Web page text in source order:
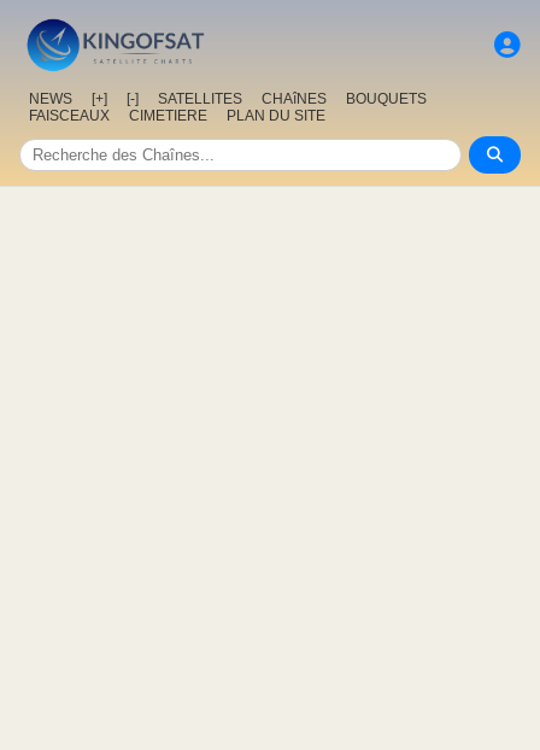
NEWS [+] [-] SATELLITES CHAîNES
BOUQUETS
FAISCEAUX
CIMETIERE PLAN DU SITE